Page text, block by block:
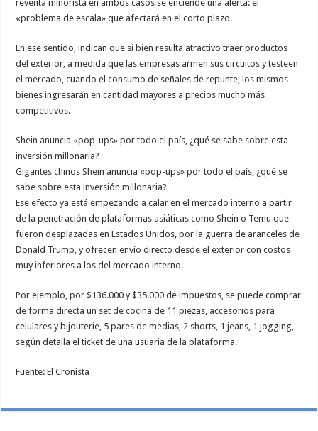
reventa minorista en ambos casos se enciende una alerta: el
«problema de escala» que afectará en el corto plazo.
En ese sentido, indican que si bien resulta atractivo traer productos
del exterior, a medida que las empresas armen sus circuitos y testeen
el mercado, cuando el consumo de señales de repunte, los mismos
bienes ingresarán en cantidad mayores a precios mucho más
competitivos.
Shein anuncia «pop-ups» por todo el país, ¿qué se sabe sobre esta
inversión millonaria?
Gigantes chinos Shein anuncia «pop-ups» por todo el país, ¿qué se
sabe sobre esta inversión millonaria?
Ese efecto ya está empezando a calar en el mercado interno a partir
de la penetración de plataformas asiáticas como Shein o Temu que
fueron desplazadas en Estados Unidos, por la guerra de aranceles de
Donald Trump, y ofrecen envío directo desde el exterior con costos
muy inferiores a los del mercado interno.
Por ejemplo, por $136.000 y $35.000 de impuestos, se puede comprar
de forma directa un set de cocina de 11 piezas, accesorios para
celulares y bijouterie, 5 pares de medias, 2 shorts, 1 jeans, 1 jogging,
según detalla el ticket de una usuaria de la plataforma.
Fuente: El Cronista